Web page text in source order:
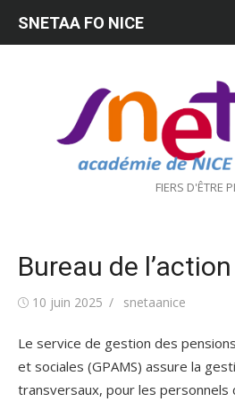
FIERS D'ÊTRE
SNETAA FO NICE
Bureau de
Publié10 juin 2025 Auteur/autrice
snetaanice
Le service de gestion des
et sociales (GPAMS) assure la
transversaux, pour les personnels